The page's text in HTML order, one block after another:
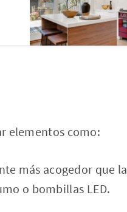
elementos como:
más acogedor que la
o bombillas LED.